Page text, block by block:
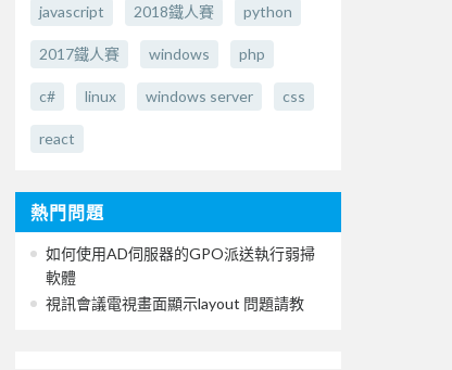
javascript 2018鐵人賽 python
2017鐵人賽 windows php
c# linux windows server css
react
熱門問題
如何使用AD伺服器的GPO派送執行弱掃
軟體
視訊會議電視畫面顯示layout 問題請教